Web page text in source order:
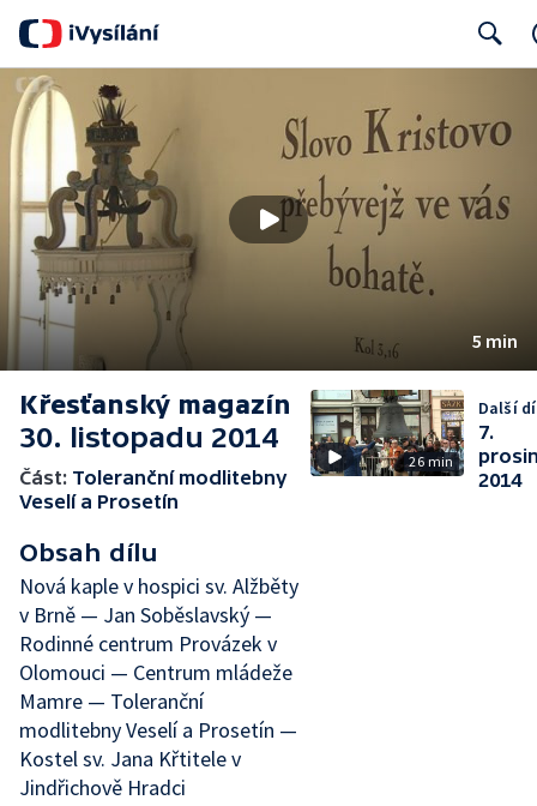
5 min
Křesťanský magazín
30. listopadu 2014
Část: Toleranční modlitebny
Veselí a Prosetín
Obsah dílu
Nová kaple v hospici sv. Alžběty
v Brně — Jan Soběslavský —
Rodinné centrum Provázek v
Olomouci — Centrum mládeže
Mamre — Toleranční
modlitebny Veselí a Prosetín —
Kostel sv. Jana Křtitele v
Jindřichově Hradci
26 min
Další
7.
2014